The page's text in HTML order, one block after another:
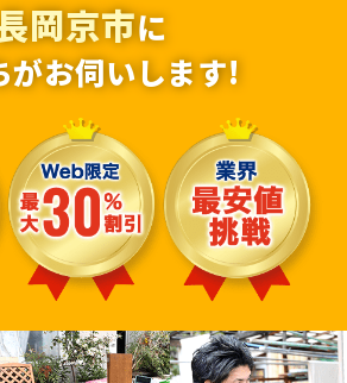
岡京市に
がお伺いします!